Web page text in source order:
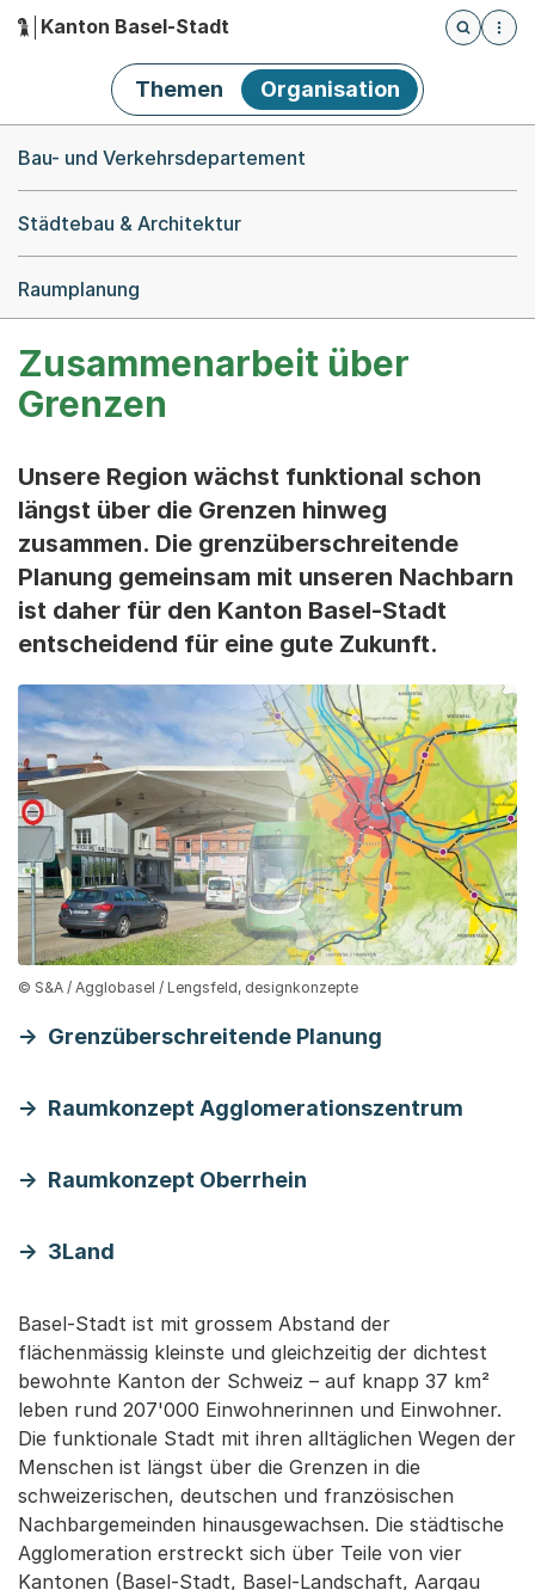
Hauptnavigation
Kanton Basel-Stadt
Öffnet
Themen Organisation
Bau- und Verkehrsdepartement
Städtebau & Architektur
Raumplanung
Zusammenarbeit über
Grenzen
Unsere Region wächst funktional schon
längst über die Grenzen hinweg
zusammen. Die grenzüberschreitende
Planung gemeinsam mit unseren Nachbarn
ist daher für den Kanton Basel-Stadt
entscheidend für eine gute Zukunft.
© S&A / Agglobasel / Lengsfeld, designkonzepte
Grenzüberschreitende Planung
Raumkonzept Agglomerationszentrum
Raumkonzept Oberrhein
3Land
Basel-Stadt ist mit grossem Abstand der
flächenmässig kleinste und gleichzeitig der dichtest
bewohnte Kanton der Schweiz – auf knapp 37 km²
leben rund 207'000 Einwohnerinnen und Einwohner.
Die funktionale Stadt mit ihren alltäglichen Wegen der
Menschen ist längst über die Grenzen in die
schweizerischen, deutschen und französischen
Nachbargemeinden hinausgewachsen. Die städtische
Agglomeration erstreckt sich über Teile von vier
Kantonen (Basel-Stadt, Basel-Landschaft, Aargau